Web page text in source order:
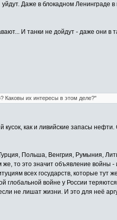
Даже в блокадном Ленинграде в
И танки не дойдут - даже они в
Каковы их интересы в этом деле?"
как и ливийские запасы
Польша, Венгрия, Румыния,
то это значит объявление войны -
всех государств, которые тут
войне у России
не лишат жизни. И это для неё